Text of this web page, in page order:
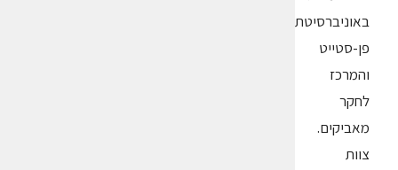
באוניברסיטת
פן-סטייט
והמרכז
לחקר
מאביקים.
צוות